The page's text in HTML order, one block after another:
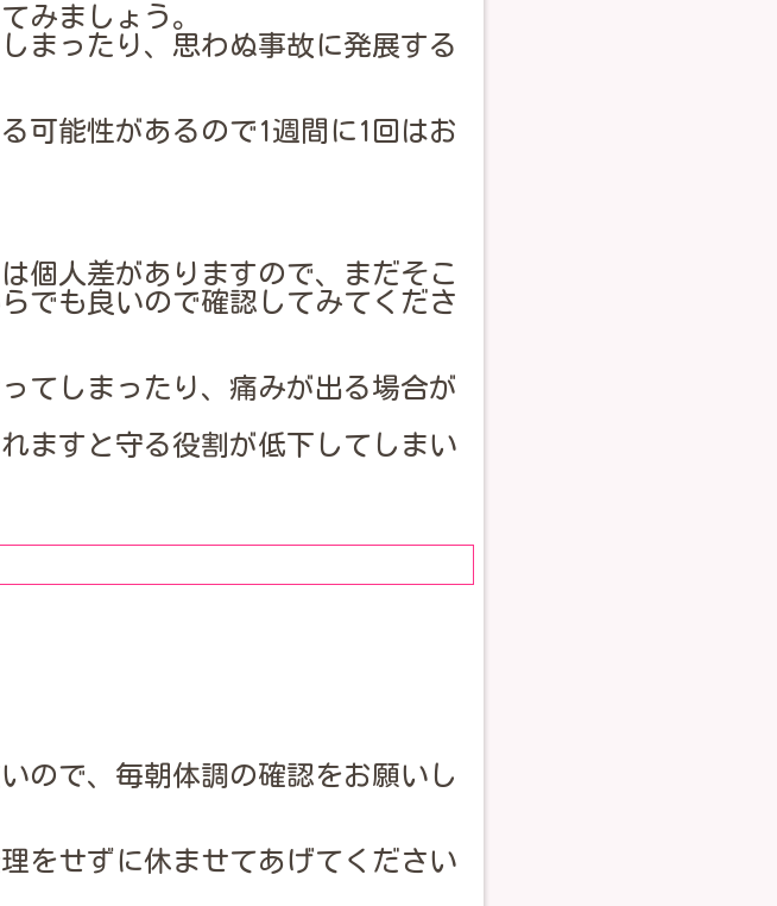
みましょう。
まったり、思わぬ事故に発展する
可能性があるので1週間に1回はお
個人差がありますので、まだそこ
でも良いので確認してみてくださ
てしまったり、痛みが出る場合が
ますと守る役割が低下してしまい
ので、毎朝体調の確認をお願いし
をせずに休ませてあげてください